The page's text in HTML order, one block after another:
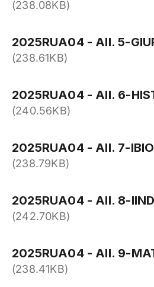
(238.08KB)
2025RUA04 - All. 5-
(238.61KB)
2025RUA04 - All. 6-
(240.56KB)
2025RUA04 - All. 7-
(238.79KB)
2025RUA04 - All. 8-
(242.70KB)
2025RUA04 - All. 9-
(238.41KB)